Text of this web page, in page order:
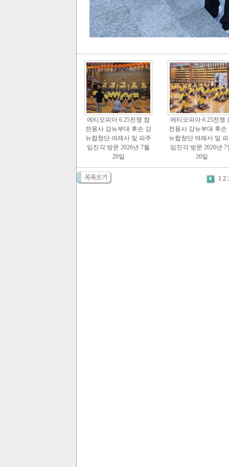
에티오피아 6.25전쟁 참
전용사 강뉴부대 후손 강
뉴합창단 여래사 및 파주
임진각 방문 2026년 7월
20일
에티오피아 6.25전쟁
전용사 강뉴부대 후손
뉴합창단 여래사 및
임진각 방문 2026년 7
20일
1 2